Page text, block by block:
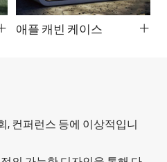
애플 캐빈 케이스
, 컨퍼런스 등에 이상적입니